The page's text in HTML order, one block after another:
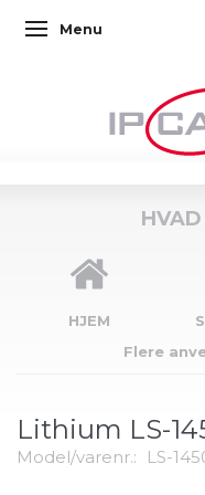
Skifte navigation
Menu
HJEM
Flere
Lithium LS-
Model/varenr.: LS-